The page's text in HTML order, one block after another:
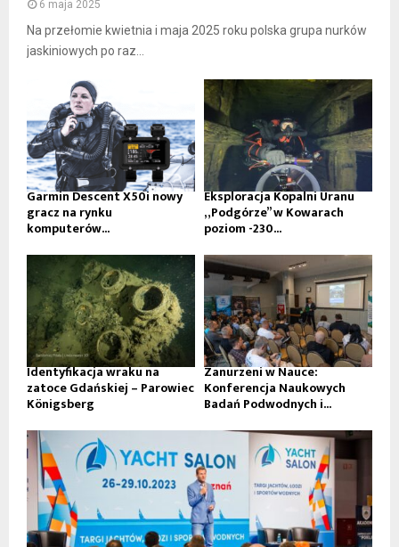
6 maja 2025
Na przełomie kwietnia i maja 2025 roku polska grupa nurków
jaskiniowych po raz...
Garmin Descent X50i nowy
gracz na rynku
komputerów...
Eksploracja Kopalni Uranu
„Podgórze” w Kowarach
poziom -230...
Identyfikacja wraku na
zatoce Gdańskiej – Parowiec
Königsberg
Zanurzeni w Nauce:
Konferencja Naukowych
Badań Podwodnych i...